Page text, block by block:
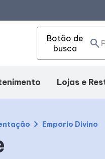
Botão de
busca
search
Lojas e
chevron_right Emporio Divino